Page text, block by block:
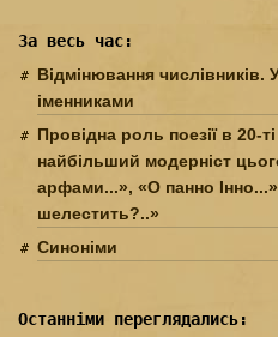
За весь час:
Відмінювання числівників.
іменниками
Провідна роль поезії в 20-
найбільший модерніст
арфами...», «О панно
шелестить?..»
Синоніми
Останніми переглядались: